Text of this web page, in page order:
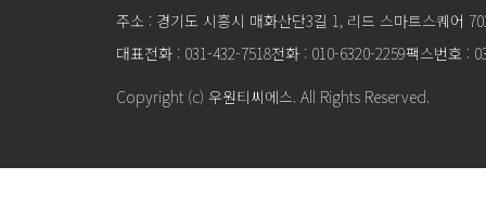
주소 : 경기도 시흥시 매화산단3길 1, 리드 스마트스퀘어
대표전화 : 031-432-7518전화 : 010-6320-2259팩스번호 :
Copyright (c) 우원티씨에스. All Rights Reserved.